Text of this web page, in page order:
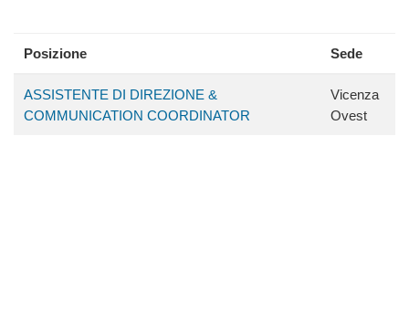
Posizione Sede
ASSISTENTE DI DIREZIONE &
COMMUNICATION COORDINATOR
Vicenza
Ovest